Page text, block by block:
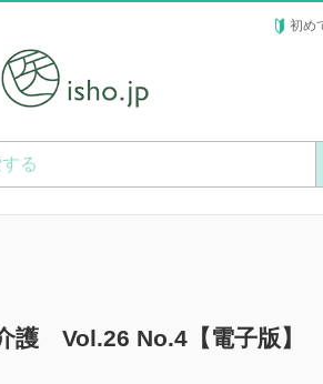
初め
護 Vol.26 No.4【電子版】